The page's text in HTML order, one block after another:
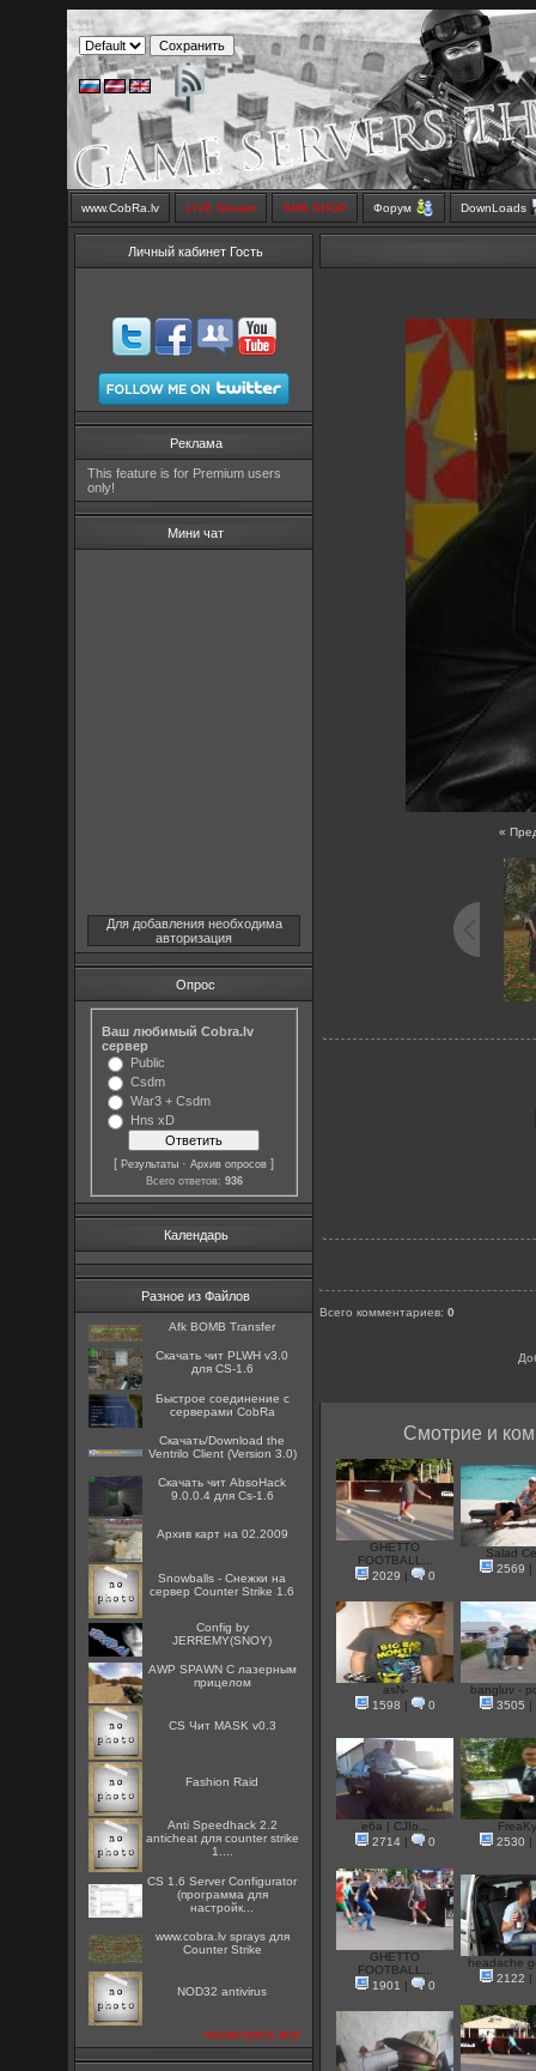
www.CobRa.lv LIVE Stream SMS SHOP Форум DownLoads
Личный кабинет Гость
Реклама
This feature is for Premium users
only!
Мини чат
Для добавления необходима
авторизация
Опрос
Ваш любимый Cobra.lv
сервер
Public
Csdm
War3 + Csdm
Hns xD
[Результаты ·Архив опросов ]
Всего ответов: 936
Календарь
Разное из Файлов
Afk BOMB Transfer
Скачать чит PLWH v3.0
для CS-1.6
Быстрое соединение с
серверами CobRa
Скачать/Download the
Ventrilo Client (Version 3.0)
Скачать чит AbsoHack
9.0.0.4 для Cs-1.6
Архив карт на 02.2009
Snowballs - Снежки на
сервер Counter Strike 1.6
Config by
JERREMY(SNOY)
AWP SPAWN С лазерным
прицелом
CS Чит MASK v0.3
Fashion Raid
Anti Speedhack 2.2
anticheat для counter strike
1....
CS 1.6 Server Configurator
(программа для
настройк...
www.cobra.lv sprays для
Counter Strike
NOD32 antivirus
посмотреть все
«
Всего комментариев:0
Смотрие и
GHETTO
FOOTBALL...
2029
0
Salad
2569
asN-
1598
0
bangluv -
3505
e6a | CJIo...
2714| 0
2530
GHETTO
FOOTBALL...
1901
0
headache
2122